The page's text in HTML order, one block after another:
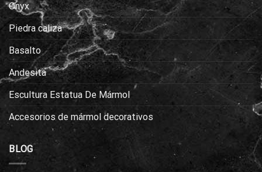
Onyx
Piedra caliza
Basalto
Andesita
Escultura Estatua De Mármol
Accesorios de mármol decorativos
BLOG